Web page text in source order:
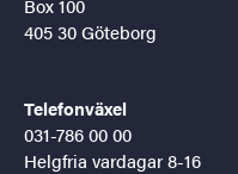
Box 100
405 30 Göteborg
Telefonväxel
031-786 00 00
Helgfria vardagar 8-16